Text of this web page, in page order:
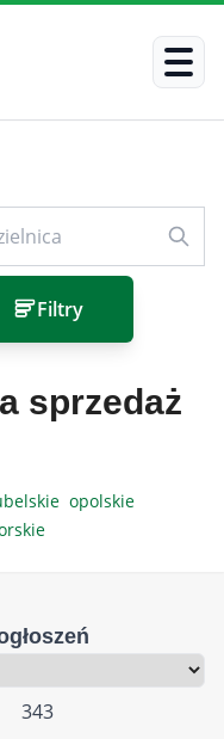
Filtry
sprzedaż
opolskie
343